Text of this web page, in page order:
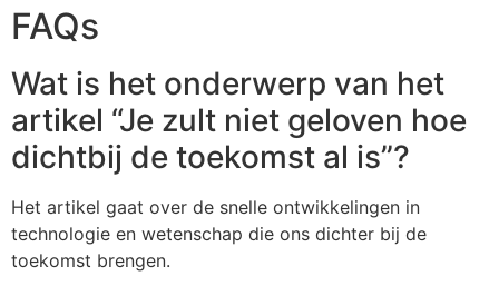
FAQs
Wat is het onderwerp van het
artikel “Je zult niet geloven hoe
dichtbij de toekomst al is”?
Het artikel gaat over de snelle ontwikkelingen in
technologie en wetenschap die ons dichter bij de
toekomst brengen.